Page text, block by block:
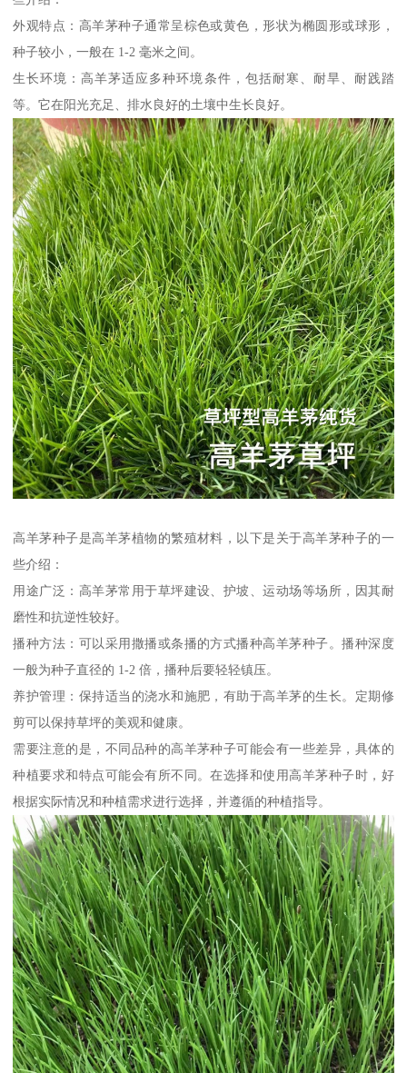
外观特点：高羊茅种子通常呈棕色或黄色，形状为椭圆形或球形，
种子较小，一般在 1-2 毫米之间。
生长环境：高羊茅适应多种环境条件，包括耐寒、耐旱、耐践踏
等。它在阳光充足、排水良好的土壤中生长良好。
高羊茅种子是高羊茅植物的繁殖材料，以下是关于高羊茅种子的一
些介绍：
用途广泛：高羊茅常用于草坪建设、护坡、运动场等场所，因其耐
磨性和抗逆性较好。
播种方法：可以采用撒播或条播的方式播种高羊茅种子。播种深度
一般为种子直径的 1-2 倍，播种后要轻轻镇压。
养护管理：保持适当的浇水和施肥，有助于高羊茅的生长。定期修
剪可以保持草坪的美观和健康。
需要注意的是，不同品种的高羊茅种子可能会有一些差异，具体的
种植要求和特点可能会有所不同。在选择和使用高羊茅种子时，好
根据实际情况和种植需求进行选择，并遵循的种植指导。